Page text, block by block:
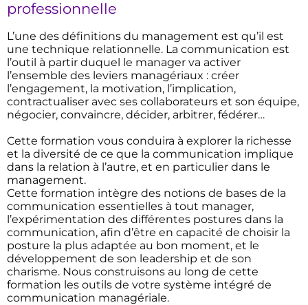
professionnelle
L’une des définitions du management est qu’il est
une technique relationnelle. La communication est
l’outil à partir duquel le manager va activer
l’ensemble des leviers managériaux : créer
l’engagement, la motivation, l’implication,
contractualiser avec ses collaborateurs et son équipe,
négocier, convaincre, décider, arbitrer, fédérer…
Cette formation vous conduira à explorer la richesse
et la diversité de ce que la communication implique
dans la relation à l’autre, et en particulier dans le
management.
Cette formation intègre des notions de bases de la
communication essentielles à tout manager,
l’expérimentation des différentes postures dans la
communication, afin d’être en capacité de choisir la
posture la plus adaptée au bon moment, et le
développement de son leadership et de son
charisme. Nous construisons au long de cette
formation les outils de votre système intégré de
communication managériale.